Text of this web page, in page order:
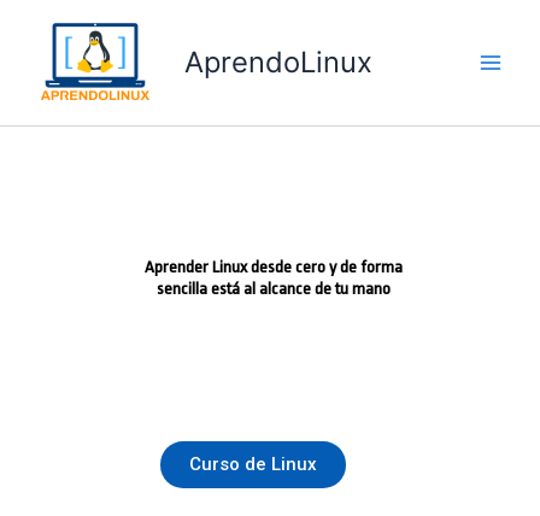
contenido
AprendoLinux
Aprender Linux desde cero y de forma
sencilla está al alcance de tu mano
Curso de Linux